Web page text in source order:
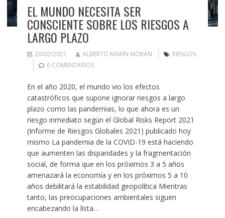
EL MUNDO NECESITA SER
CONSCIENTE SOBRE LOS RIESGOS A
LARGO PLAZO
20/02/2021 ALBERTO MARÍN MORÁN
RIESGOS
0 COMENTARIOS
En el año 2020, el mundo vio los efectos
catastróficos que supone ignorar riesgos a largo
plazo como las pandemias, lo que ahora es un
riesgo inmediato según el Global Risks Report 2021
(Informe de Riesgos Globales 2021) publicado hoy
mismo La pandemia de la COVID-19 está haciendo
que aumenten las disparidades y la fragmentación
social, de forma que en los próximos 3 a 5 años
amenazará la economía y en los próximos 5 a 10
años debilitará la estabilidad geopolítica Mientras
tanto, las preocupaciones ambientales siguen
encabezando la lista…